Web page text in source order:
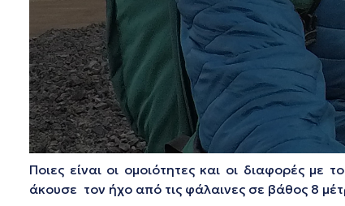
Ποιες είναι οι ομοιότητες και οι διαφορές
άκουσε τον ήχο από τις φάλαινες σε βάθος 8